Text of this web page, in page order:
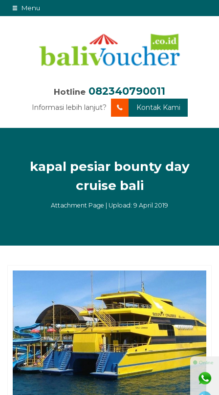
Menu
Hotline 082340790011
Informasi lebih lanjut? Kontak Kami
kapal pesiar bounty day
cruise bali
Attachment Page | Upload: 9 April 2019
⚫ Online